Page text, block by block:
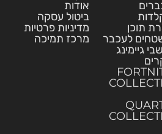
תוכן
לעכבר
גיימינג
אודות
ביטול עסקה
מדיניות פרטיות
מרכז תמיכה